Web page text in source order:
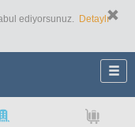
ediyorsunuz.
Detaylı